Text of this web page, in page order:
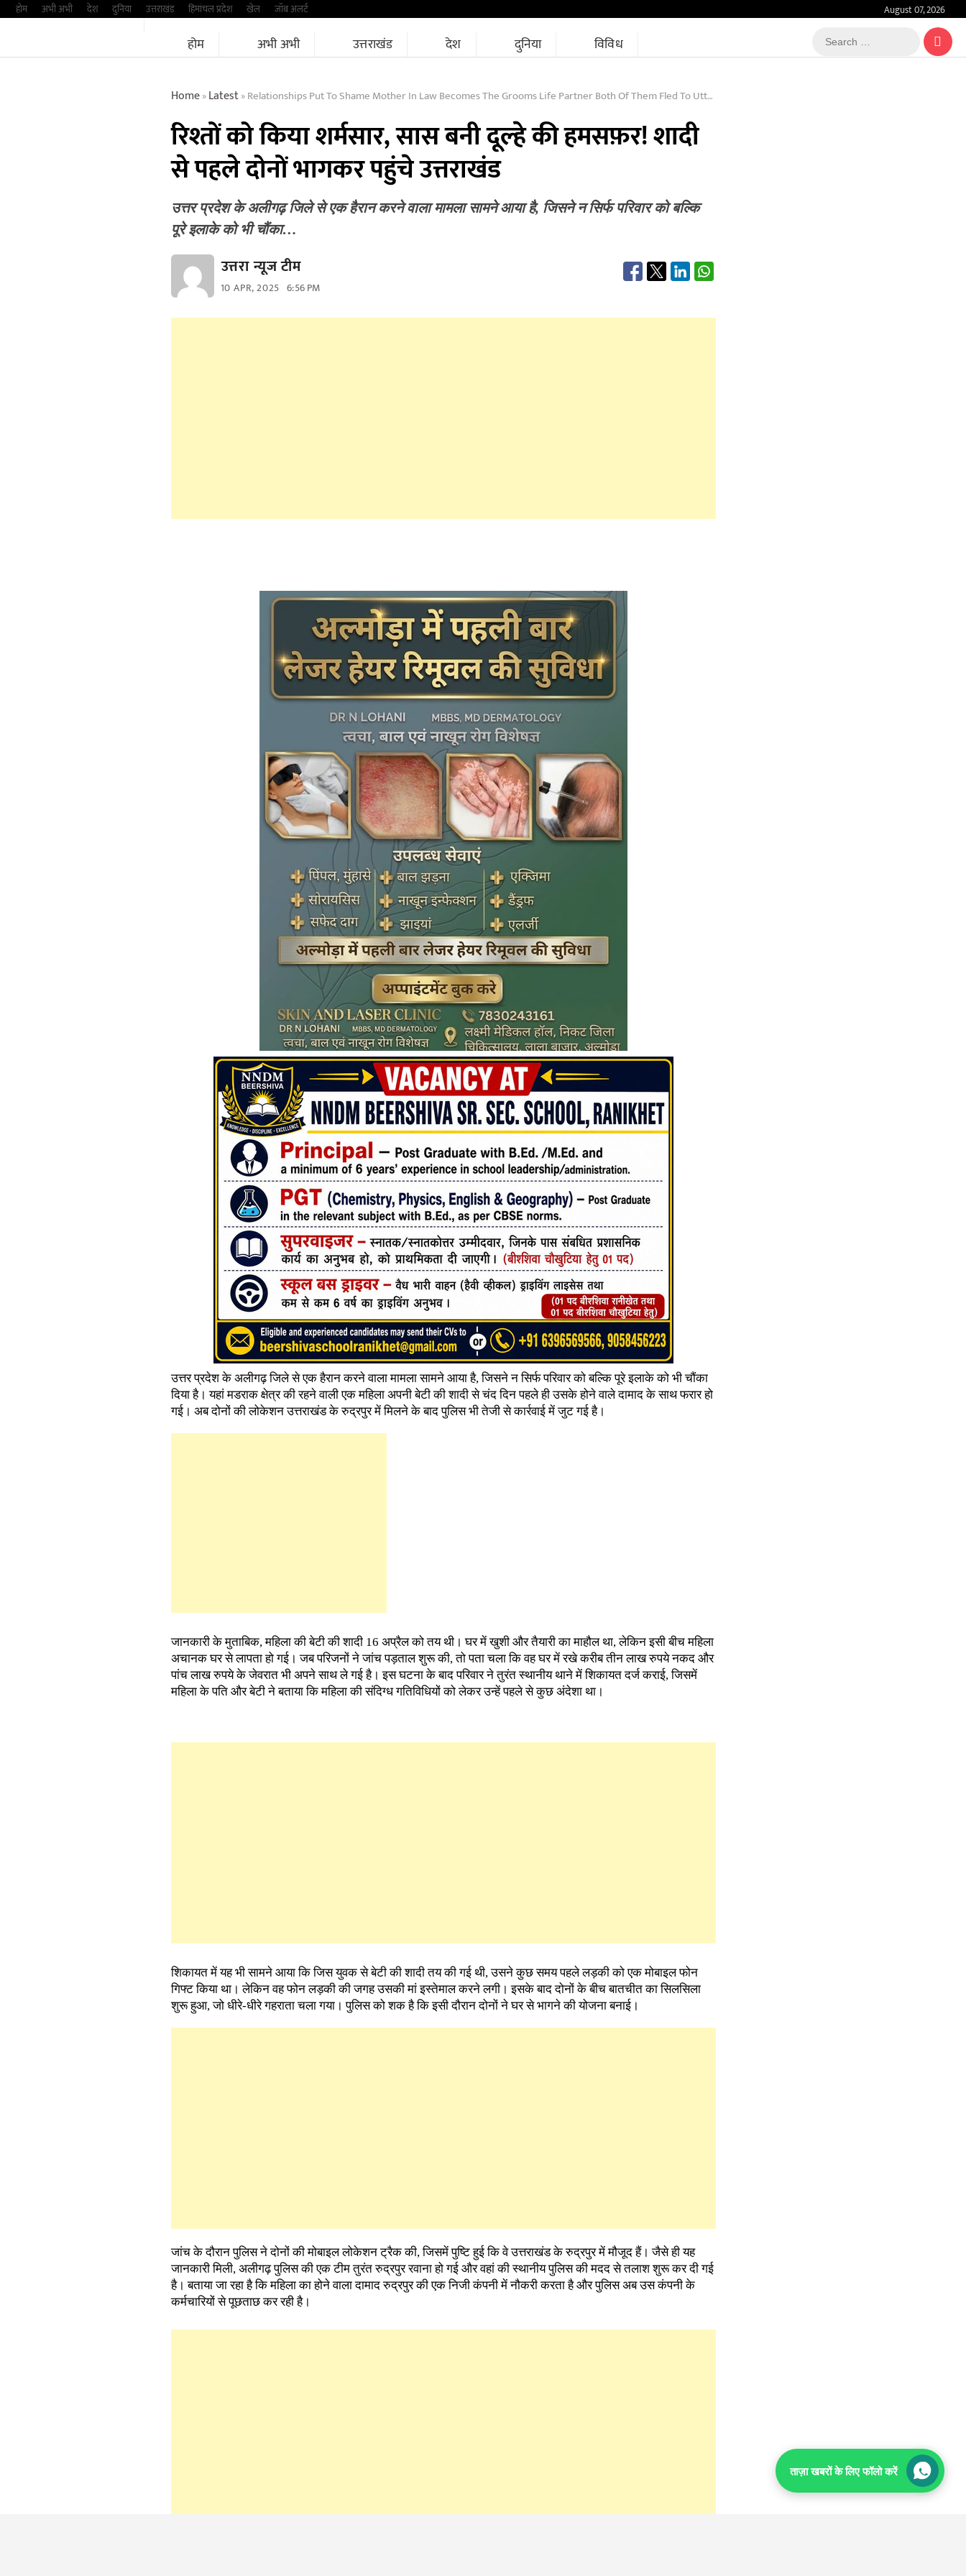
Skipहोम अभी अभी देश दुनिया उत्तराखंड हिमांचल प्रदेश खेल जॉब अलर्ट August 07, 2026
होम अभी अभी उत्तराखंड देश दुनिया विविध
Search
…
Home»Latest»Relationships Put To Shame Mother In Law Becomes The Grooms Life Partner Both Of Them Fled To Uttarakhand Before Marriage
रिश्तों को किया शर्मसार, सास बनी दूल्हे की हमसफ़र! शादी
से पहले दोनों भागकर पहुंचे उत्तराखंड
उत्तर प्रदेश के अलीगढ़ जिले से एक हैरान करने वाला मामला सामने आया है, जिसने न सिर्फ परिवार को बल्कि
पूरे इलाके को भी चौंका…
उत्तरा न्यूज टीम
10 APR, 2025 6:56 PM
उत्तर प्रदेश के अलीगढ़ जिले से एक हैरान करने वाला मामला सामने आया है, जिसने न सिर्फ परिवार को बल्कि पूरे इलाके को भी चौंका
दिया है। यहां मडराक क्षेत्र की रहने वाली एक महिला अपनी बेटी की शादी से चंद दिन पहले ही उसके होने वाले दामाद के साथ फरार हो
गई। अब दोनों की लोकेशन उत्तराखंड के रुद्रपुर में मिलने के बाद पुलिस भी तेजी से कार्रवाई में जुट गई है।
जानकारी के मुताबिक, महिला की बेटी की शादी 16 अप्रैल को तय थी। घर में खुशी और तैयारी का माहौल था, लेकिन इसी बीच महिला
अचानक घर से लापता हो गई। जब परिजनों ने जांच पड़ताल शुरू की, तो पता चला कि वह घर में रखे करीब तीन लाख रुपये नकद और
पांच लाख रुपये के जेवरात भी अपने साथ ले गई है। इस घटना के बाद परिवार ने तुरंत स्थानीय थाने में शिकायत दर्ज कराई, जिसमें
महिला के पति और बेटी ने बताया कि महिला की संदिग्ध गतिविधियों को लेकर उन्हें पहले से कुछ अंदेशा था।
शिकायत में यह भी सामने आया कि जिस युवक से बेटी की शादी तय की गई थी, उसने कुछ समय पहले लड़की को एक मोबाइल फोन
गिफ्ट किया था। लेकिन वह फोन लड़की की जगह उसकी मां इस्तेमाल करने लगी। इसके बाद दोनों के बीच बातचीत का सिलसिला
शुरू हुआ, जो धीरे-धीरे गहराता चला गया। पुलिस को शक है कि इसी दौरान दोनों ने घर से भागने की योजना बनाई।
जांच के दौरान पुलिस ने दोनों की मोबाइल लोकेशन ट्रैक की, जिसमें पुष्टि हुई कि वे उत्तराखंड के रुद्रपुर में मौजूद हैं। जैसे ही यह
जानकारी मिली, अलीगढ़ पुलिस की एक टीम तुरंत रुद्रपुर रवाना हो गई और वहां की स्थानीय पुलिस की मदद से तलाश शुरू कर दी गई
है। बताया जा रहा है कि महिला का होने वाला दामाद रुद्रपुर की एक निजी कंपनी में नौकरी करता है और पुलिस अब उस कंपनी के
कर्मचारियों से पूछताछ कर रही है।
TOP
ताज़ा खबरों के लिए फॉलो करें